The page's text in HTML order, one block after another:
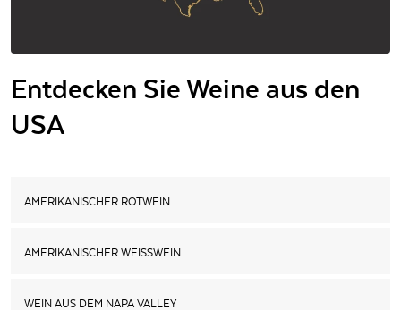
Entdecken Sie Weine aus den
USA
AMERIKANISCHER ROTWEIN
AMERIKANISCHER WEISSWEIN
WEIN AUS DEM NAPA VALLEY